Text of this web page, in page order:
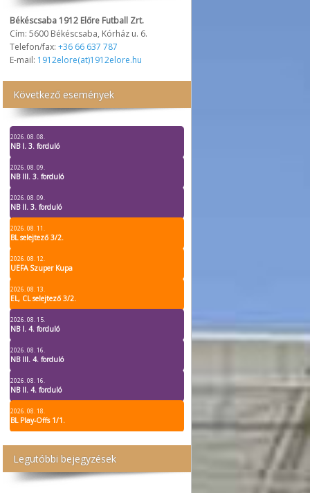
Békéscsaba 1912 Előre Futball Zrt.
Cím: 5600 Békéscsaba, Kórház u. 6.
Telefon/fax: +36 66 637 787
E-mail: 1912elore(at)1912elore.hu
Következő események
2026. 08. 08.
NB I. 3. forduló
2026. 08. 09.
NB III. 3. forduló
2026. 08. 09.
NB II. 3. forduló
2026. 08. 11.
BL selejtező 3/2.
2026. 08. 12.
UEFA Szuper Kupa
2026. 08. 13.
EL, CL selejtező 3/2.
2026. 08. 15.
NB I. 4. forduló
2026. 08. 16.
NB III. 4. forduló
2026. 08. 16.
NB II. 4. forduló
2026. 08. 18.
BL Play-Offs 1/1.
Legutóbbi bejegyzések